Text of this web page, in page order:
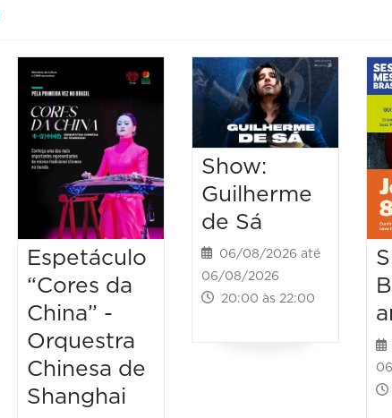
Espetáculo
“Cores da
China” -
Orquestra
Chinesa de
Shanghai
Show:
Guilherme
de Sá
06/08/2026 até
06/08/2026
20:00 às 22:00